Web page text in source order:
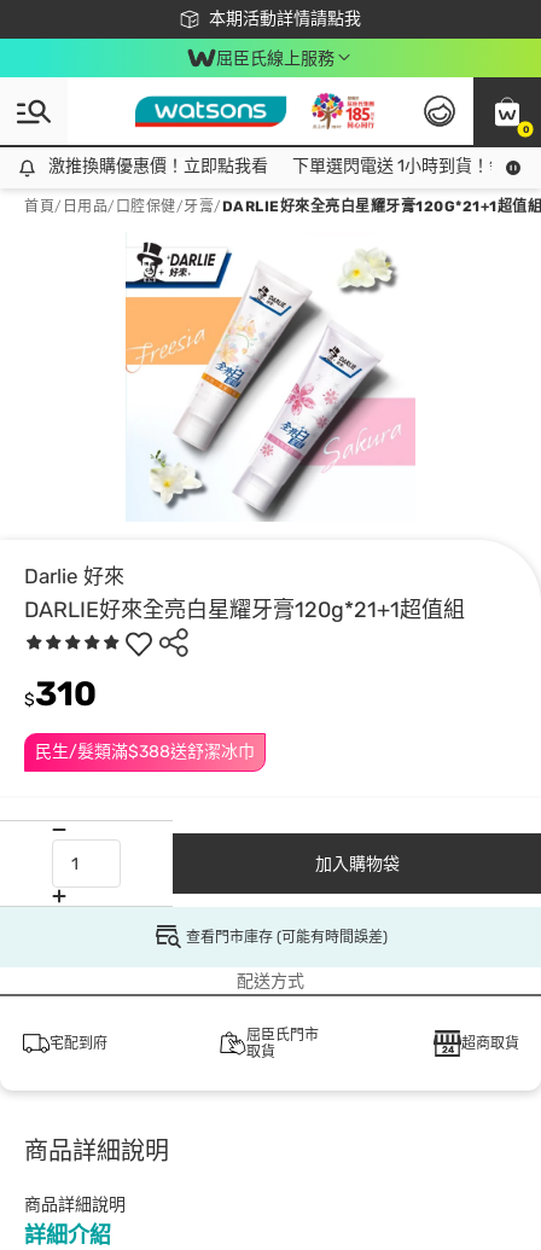
本期活動詳情請點我
下載app最高回饋$350
屈臣氏線上服務
0
激推換購優惠價！立即點我看
激推換購優惠價！立即點我看 下單選閃電送 1小時到貨！領神
首頁/ 日用品/ 口腔保健/牙膏/DARLIE好來全亮白星耀牙膏120G*21+1超值組
Darlie 好來
DARLIE好來全亮白星耀牙膏120g*21+1超值組
民生/髮類滿$388送舒潔冰巾
$310
加入購物袋
查看門市庫存 (可能有時間誤差)
配送方式
宅配到府
屈臣氏門市
取貨
超商取貨
商品詳細說明
商品詳細說明
詳細介紹